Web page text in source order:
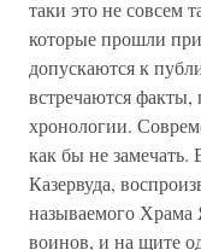
таки это не совсем
которые прошли
допускаются к
встречаются факты,
хронологии.
как бы не
Казервуда,
называемого
воинов, и на щите